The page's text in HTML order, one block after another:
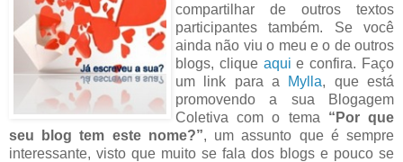
compartilhar de outros textos
participantes também. Se você
ainda não viu o meu e o de outros
blogs, clique aqui e confira. Faço
um link para a Mylla, que está
promovendo a sua Blogagem
Coletiva com o tema “Por que
seu blog tem este nome?”, um assunto que é sempre
interessante, visto que muito se fala dos blogs e pouco se